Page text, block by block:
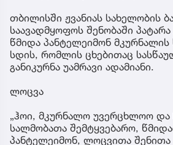
თბილისში ჟვანიას სახელობის
საავადმყოფოს შენობაში
წმიდა პანტელეიმონ მკურნალის
სდის, რომლის ცხებითაც
განიკურნა უამრავი ადამიანი.
ლოცვა
„ჰოი, მკურნალო უვერცხლოო და
სალმობათა შემტყვებარო,
პანტელეიმონ, ლოცვითა შენითა